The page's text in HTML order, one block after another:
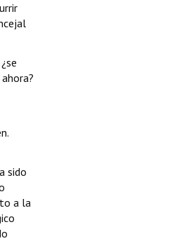
sido
a la